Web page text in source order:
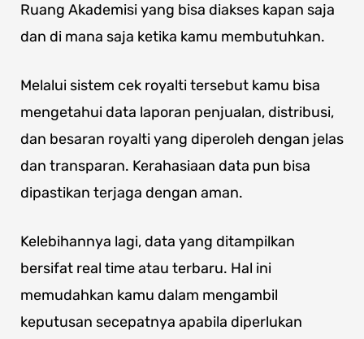
Ruang Akademisi yang bisa diakses kapan saja
dan di mana saja ketika kamu membutuhkan.
Melalui sistem cek royalti tersebut kamu bisa
mengetahui data laporan penjualan, distribusi,
dan besaran royalti yang diperoleh dengan jelas
dan transparan. Kerahasiaan data pun bisa
dipastikan terjaga dengan aman.
Kelebihannya lagi, data yang ditampilkan
bersifat real time atau terbaru. Hal ini
memudahkan kamu dalam mengambil
keputusan secepatnya apabila diperlukan